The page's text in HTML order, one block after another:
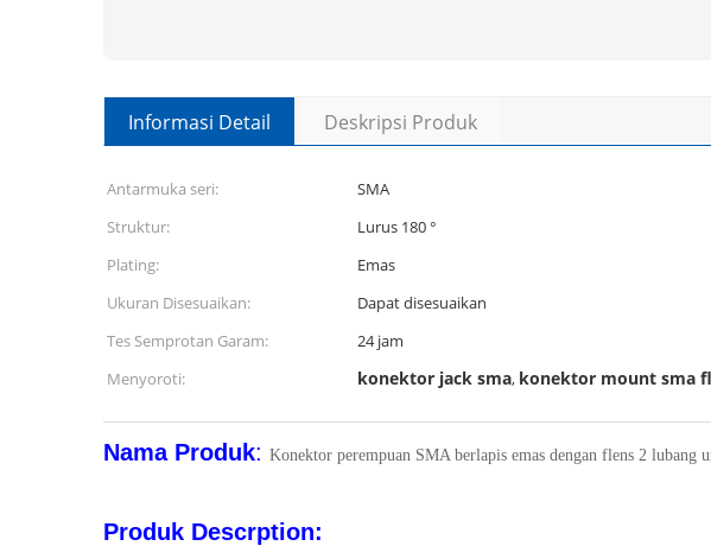
Informasi Detail Deskripsi Produk
Antarmuka seri: SMA
Struktur:
Lurus 180 °
Plating:
Emas
Ukuran Disesuaikan:
Dapat disesuaikan
Tes Semprotan Garam:
24 jam
Menyoroti:
konektor jack sma, konektor mount sma
Nama Produk: Konektor perempuan SMA berlapis emas dengan flens 2 lubang
Produk Descrption: